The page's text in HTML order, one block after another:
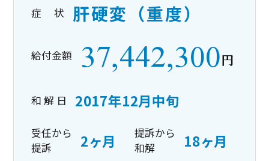
症 状 肝硬変（重度）
給付金額 37,442,300円
和 解 日 2017年12月中旬
受任から
提訴
2ヶ月
提訴から
和解
18ヶ月